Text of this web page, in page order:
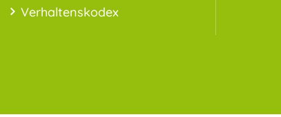
Verhaltenskodex